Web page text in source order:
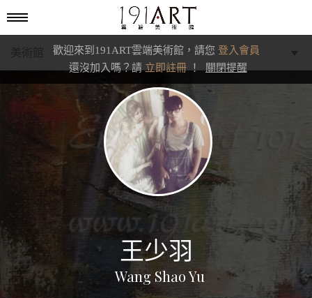
歡迎來到191ART雲端美術館，請您 登入會員
還沒加入嗎？請 立即註冊！ 關閉提醒
典藏交流館
王少羽
Wang Shao Yu